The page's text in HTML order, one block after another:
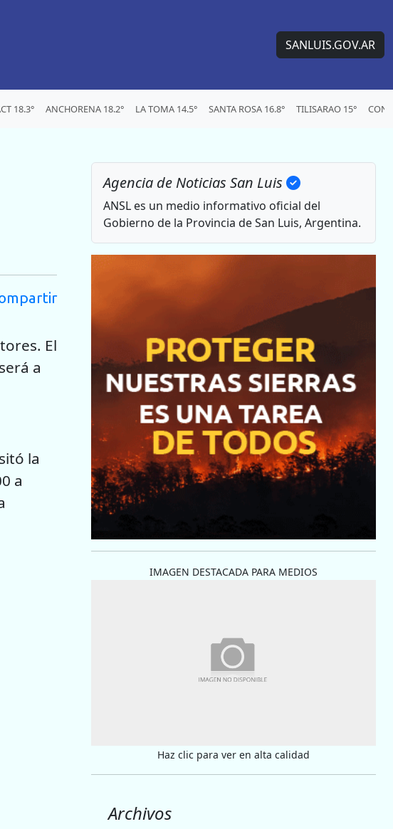
SANLUIS.GOV.AR
18.3° ANCHORENA 18.2° LA TOMA 14.5° SANTA ROSA 16.8° TILISARAO 15°
El
a
la
a
Agencia de Noticias San Luis
ANSL es un medio informativo oficial del
Gobierno de la Provincia de San Luis, Argentina.
IMAGEN DESTACADA PARA MEDIOS
Haz clic para ver en alta calidad
Archivos